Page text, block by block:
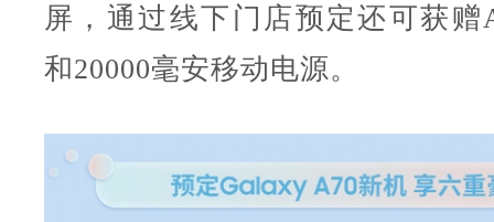
屏，通过线下门店预定还可获赠
和20000毫安移动电源。